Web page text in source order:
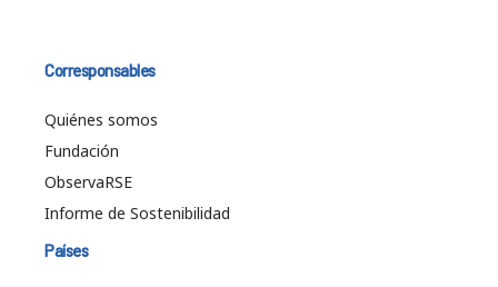
Corresponsables
Quiénes somos
Fundación
ObservaRSE
Informe de Sostenibilidad
Países